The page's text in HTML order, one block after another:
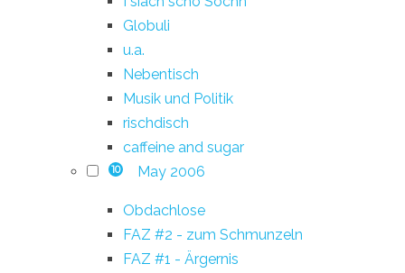
Globuli
u.a.
Nebentisch
Musik und Politik
rischdisch
caffeine and sugar
10 May 2006
Obdachlose
FAZ #2 - zum Schmunzeln
FAZ #1 - Ärgernis